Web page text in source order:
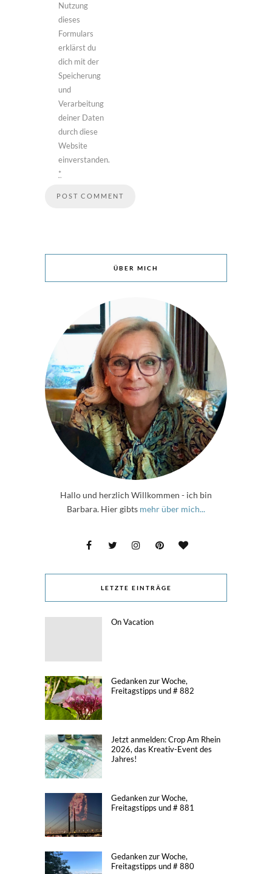
Nutzung
dieses
Formulars
erklärst du
dich mit der
Speicherung
und
Verarbeitung
deiner Daten
durch diese
Website
einverstanden.
*
ÜBER MICH
Hallo und herzlich Willkommen - ich bin
Barbara. Hier gibts mehr über mich...
LETZTE EINTRÄGE
On Vacation
Gedanken zur Woche,
Freitagstipps und # 882
Jetzt anmelden: Crop Am Rhein
2026, das Kreativ-Event des
Jahres!
Gedanken zur Woche,
Freitagstipps und # 881
Gedanken zur Woche,
Freitagstipps und # 880